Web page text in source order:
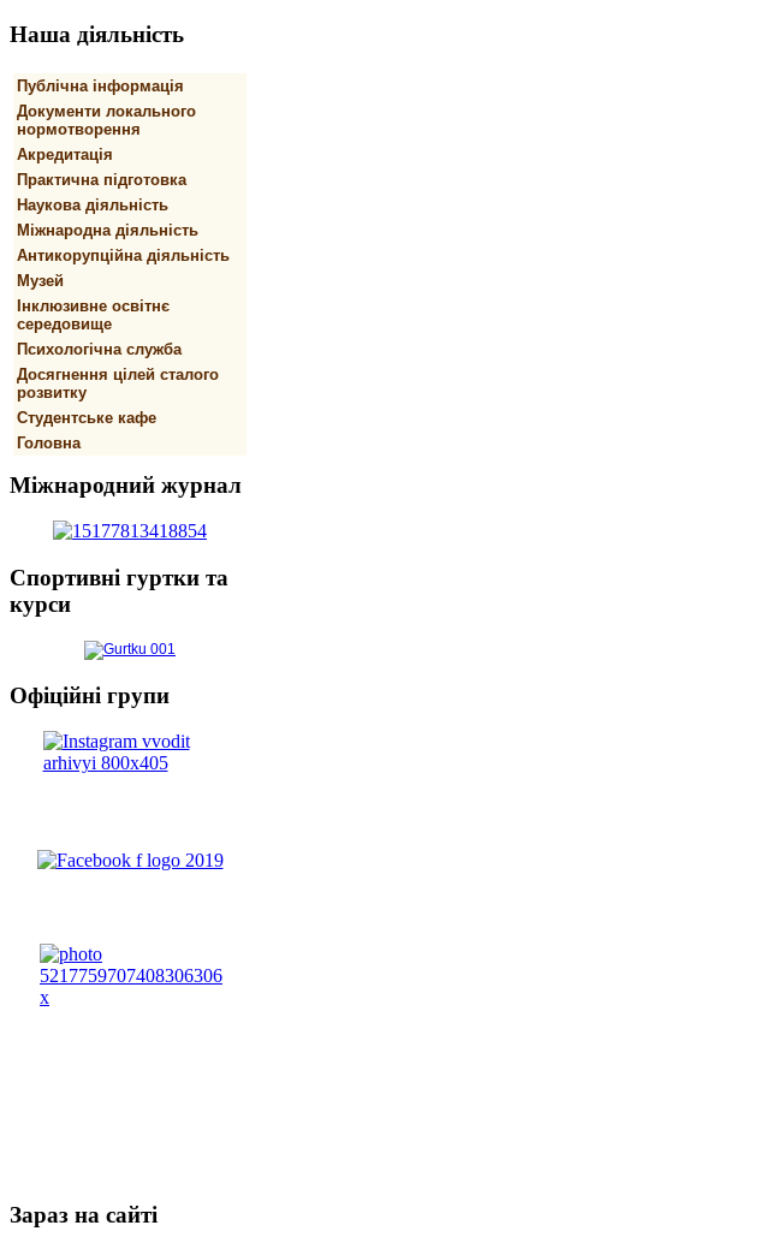
Наша діяльність
Публічна інформація
Документи локального
нормотворення
Акредитація
Практична підготовка
Наукова діяльність
Міжнародна діяльність
Антикорупційна діяльність
Музей
Інклюзивне освітнє
середовище
Психологічна служба
Досягнення цілей сталого
розвитку
Студентське кафе
Головна
Міжнародний журнал
Спортивнi гуртки та
курси
Офіційні групи
Зараз на сайті